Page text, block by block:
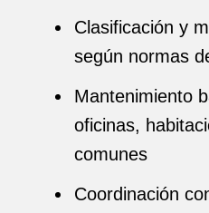
Clasificación y
según normas
Mantenimiento
oficinas,
comunes
Coordinación